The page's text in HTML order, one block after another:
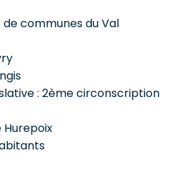
de communes du Val
: 2ème circonscription
Hurepoix